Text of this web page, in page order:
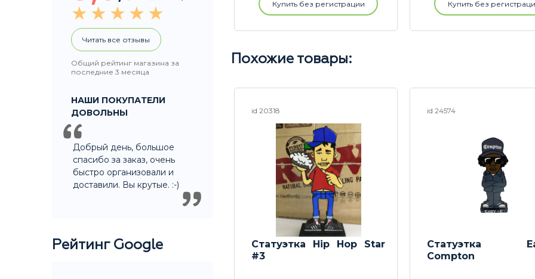
Читать все отзывы
Общий рейтинг магазина за
последние 3 месяца
НАШИ ПОКУПАТЕЛИ
ДОВОЛЬНЫ
Добрый день, большое
спасибо за заказ, очень
быстро организовали и
доставили. Вы крутые. :-)
Рейтинг Google
Купить без регистрации Купить без регистрации Купить без
Похожие товары:
id 23406
Декоративный
id 20318
Статуэтка Hip Hop Star
#3
id 24574
Статуэтка
Compton